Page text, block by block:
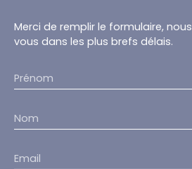
Merci de remplir le formulaire,
vous dans les plus brefs délais.
Prénom
Nom
Email